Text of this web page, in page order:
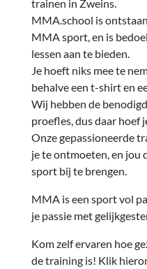
trainen in Zweins.
MMA.school is
MMA sport, en is
lessen aan te bieden.
Je hoeft niks mee te
behalve een t-shirt en
Wij hebben de
proefles, dus daar hoef
Onze gepassioneerde
je te ontmoeten, en jou
sport bij te brengen.
MMA is een sport vol
je passie met
Kom zelf ervaren hoe
de training is! Klik